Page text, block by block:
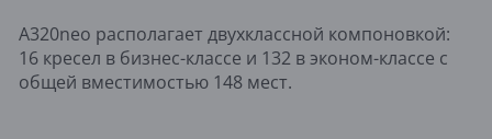
A320neo располагает двухклассной компоновкой:
16 кресел в бизнес-классе и 132 в эконом-классе с
общей вместимостью 148 мест.